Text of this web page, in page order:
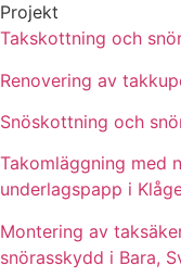
Projekt
Takskottning och
Renovering av
Snöskottning och
Takomläggning med
underlagspapp i
Montering av
snörasskydd i Bara,